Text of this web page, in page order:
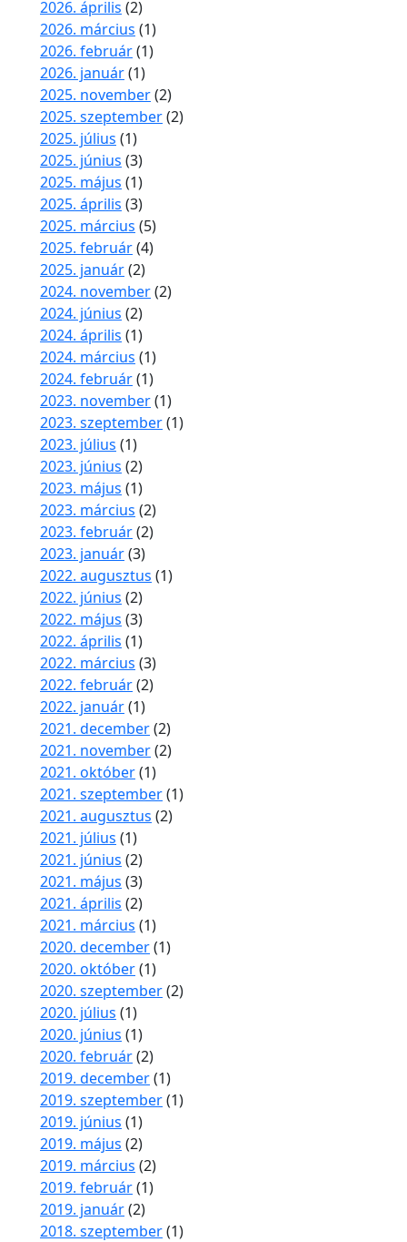
2026. április (2)
2026. március (1)
2026. február(1)
2026. január(1)
2025. november(2)
2025. szeptember(2)
2025. július (1)
2025. június (3)
2025. május (1)
2025. április (3)
2025. március (5)
2025. február(4)
2025. január(2)
2024. november(2)
2024. június (2)
2024. április (1)
2024. március (1)
2024. február(1)
2023. november(1)
2023. szeptember(1)
2023. július (1)
2023. június (2)
2023. május (1)
2023. március (2)
2023. február(2)
2023. január(3)
2022. augusztus (1)
2022. június (2)
2022. május (3)
2022. április (1)
2022. március (3)
2022. február(2)
2022. január(1)
2021. december(2)
2021. november(2)
2021. október(1)
2021. szeptember(1)
2021. augusztus (2)
2021. július (1)
2021. június (2)
2021. május (3)
2021. április (2)
2021. március (1)
2020. december(1)
2020. október(1)
2020. szeptember(2)
2020. július (1)
2020. június (1)
2020. február(2)
2019. december(1)
2019. szeptember(1)
2019. június (1)
2019. május (2)
2019. március (2)
2019. február(1)
2019. január(2)
2018. szeptember(1)